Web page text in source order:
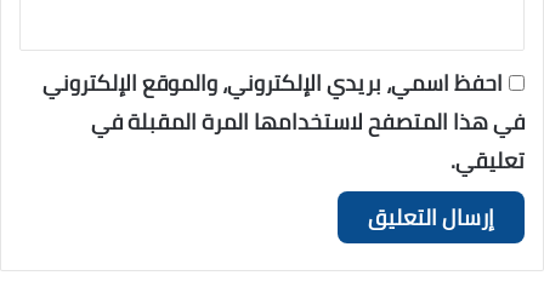
احفظ اسمي، بريدي الإلكتروني، والموقع الإلكتروني
في هذا المتصفح لاستخدامها المرة المقبلة في
تعليقي.